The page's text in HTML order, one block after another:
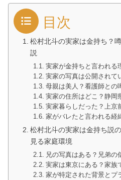
目次
松村北斗の実家は金持ち？
説
実家が金持ちと言われる
実家の写真は公開されて
母親は美人？看護師との
実家の住所はどこ？静岡
実家暮らしだった？上京
家がバレたと言われる経
松村北斗の実家は金持ち説
見る家庭環境
兄の写真はある？兄弟の
実家は東京にある？家族
家が特定された背景とプ